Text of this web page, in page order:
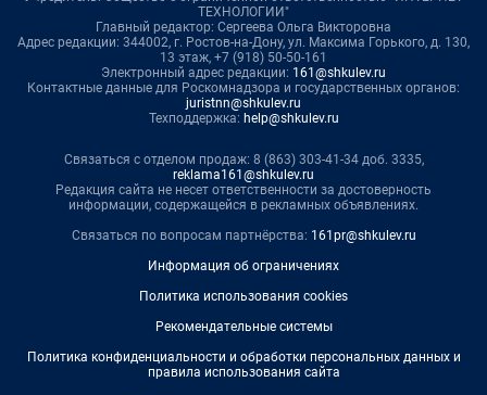
ТЕХНОЛОГИИ"
Главный редактор: Сергеева Ольга Викторовна
Адрес редакции: 344002, г. Ростов-на-Дону, ул. Максима Горького, д. 130,
13 этаж, +7 (918) 50-50-161
Электронный адрес редакции: 161@shkulev.ru
Контактные данные для Роскомнадзора и государственных органов:
juristnn@shkulev.ru
Техподдержка: help@shkulev.ru
Связаться с отделом продаж: 8 (863) 303-41-34 доб. 3335,
reklama161@shkulev.ru
Редакция сайта не несет ответственности за достоверность
информации, содержащейся в рекламных объявлениях.
Связаться по вопросам партнёрства: 161pr@shkulev.ru
Информация об ограничениях
Политика использования cookies
Рекомендательные системы
Политика конфиденциальности и обработки персональных данных и
правила использования сайта